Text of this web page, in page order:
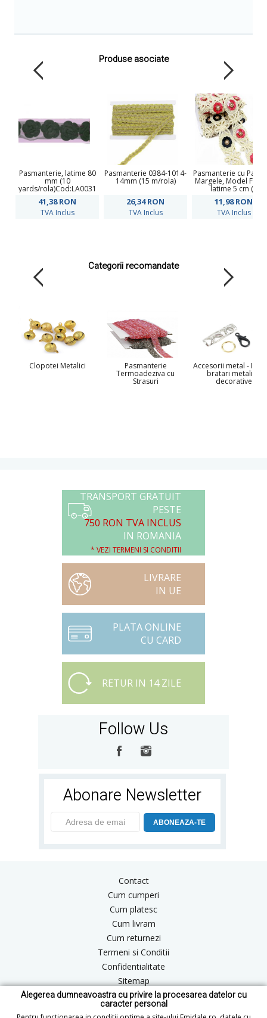
Alegerea dumneavoastra cu privire la procesarea datelor cu
caracter personal
Produse asociate
Pasmanterie, latime 80
mm (10
yards/rola)Cod:LA0031
41,38RON
TVA Inclus
Pasmanterie 0384-1014-
14mm (15 m/rola)
26,34RON
TVA Inclus
Pasmanterie cu
Margele, Model
latime 5 cm (1
11,98RON
TVA Inclus
Categorii recomandate
Clopotei Metalici Pasmanterie
Termoadeziva cu
Strasuri
Accesorii metal -
bratari metalice
decorative
TRANSPORT GRATUIT
PESTE
750 RON TVA INCLUS
IN ROMANIA
* VEZI TERMENI SI CONDITII
LIVRARE
IN UE
PLATA ONLINE
CU CARD
RETUR IN 14 ZILE
Follow Us
Abonare Newsletter
ABONEAZA-TE
Contact
Cum cumperi
Cum platesc
Cum livram
Cum returnezi
Termeni si Conditii
Confidentialitate
Sitemap
Blog
ANPC